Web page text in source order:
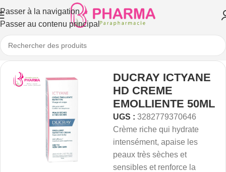
Passer à la navigation
Passer au contenu principal
DUCRAY ICTYANE
HD CREME
EMOLLIENTE 50ML
UGS : 3282779370646
Crème riche qui hydrate
intensément, apaise les
peaux très sèches et
sensibles et renforce la